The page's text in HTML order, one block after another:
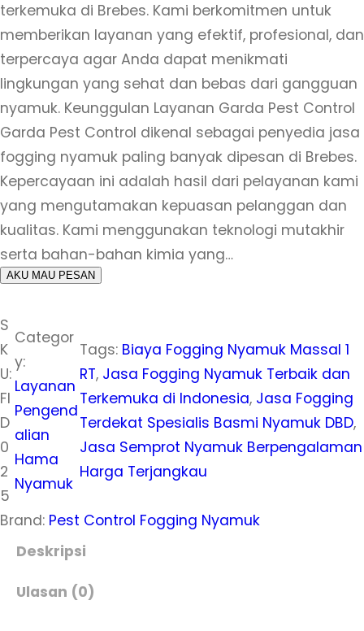
terkemuka di Brebes. Kami berkomitmen untuk
memberikan layanan yang efektif, profesional, dan
terpercaya agar Anda dapat menikmati
lingkungan yang sehat dan bebas dari gangguan
nyamuk. Keunggulan Layanan Garda Pest Control
Garda Pest Control dikenal sebagai penyedia jasa
fogging nyamuk paling banyak dipesan di Brebes.
Kepercayaan ini adalah hasil dari pelayanan kami
yang mengutamakan kepuasan pelanggan dan
kualitas. Kami menggunakan teknologi mutakhir
serta bahan-bahan kimia yang…
AKU MAU PESAN
S
K
U:
FI
D
0
2
5
Categor
y:
Layanan
Pengend
alian
Hama
Nyamuk
Tags: Biaya Fogging Nyamuk Massal 1
RT, Jasa Fogging Nyamuk Terbaik dan
Terkemuka di Indonesia, Jasa Fogging
Terdekat Spesialis Basmi Nyamuk DBD,
Jasa Semprot Nyamuk Berpengalaman
Harga Terjangkau
Brand: Pest Control Fogging Nyamuk
Deskripsi
Ulasan (0)